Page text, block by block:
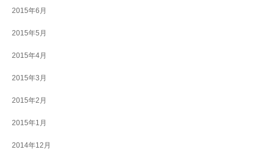
2015年6月
2015年5月
2015年4月
2015年3月
2015年2月
2015年1月
2014年12月